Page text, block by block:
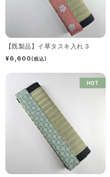
【既製品】イ草タスキ入れ 3
¥6,600(税込)
HOT